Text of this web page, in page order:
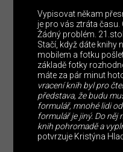
Vypisovat někam
je pro vás ztráta času.
Žádný problém.
Stačí, když dáte knihy
mobilem a fotku
základě fotky
máte za pár minut
vracení knih byl pro
představa, že budu
formulář, mnohé lidi
formulář je jiný. Do něj
knih pohromadě a
potvrzuje Kristýna